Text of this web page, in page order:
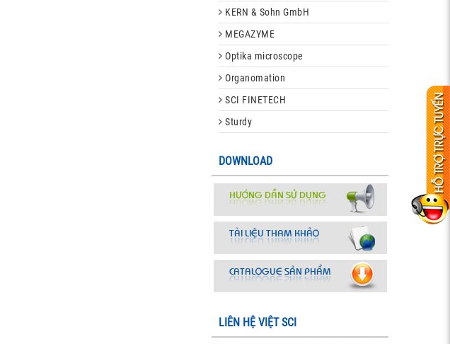
KERN & Sohn GmbH
MEGAZYME
Optika microscope
Organomation
SCI FINETECH
Sturdy
DOWNLOAD
LIÊN HỆ VIỆT SCI